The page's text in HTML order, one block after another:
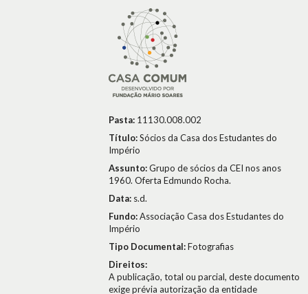
Pasta: 11130.008.002
Título:Sócios da Casa dos Estudantes do
Império
Assunto:Grupo de sócios da CEI nos anos
1960. Oferta Edmundo Rocha.
Data: s.d.
Fundo:Associação Casa dos Estudantes do
Império
Tipo Documental:Fotografias
Direitos:
A publicação, total ou parcial, deste documento
exige prévia autorização da entidade